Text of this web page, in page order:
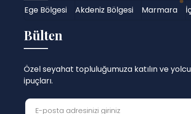
Ege Bölgesi Akdeniz Bölgesi Marmara
Bülten
Özel seyahat topluluğumuza katılın ve
ipuçları.